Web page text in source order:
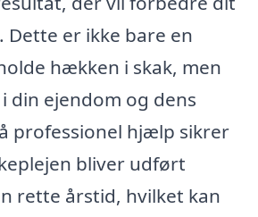
er ikke bare en
hækken i skak, men
din ejendom og dens
professionel hjælp sikrer
bliver udført
rette årstid, hvilket kan